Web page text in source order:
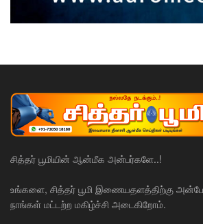
சித்தர் பூமியின் ஆன்மீக அன்பர்களே..!
உங்களை, சித்தர் பூமி இணையதளத்திற்கு
நாங்கள் மட்டற்ற மகிழ்ச்சி அடைகிறோம்.